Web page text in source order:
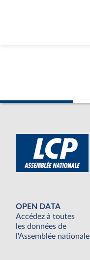
OPEN DATA
Accédez à toutes
les données de
l'Assemblée nationale